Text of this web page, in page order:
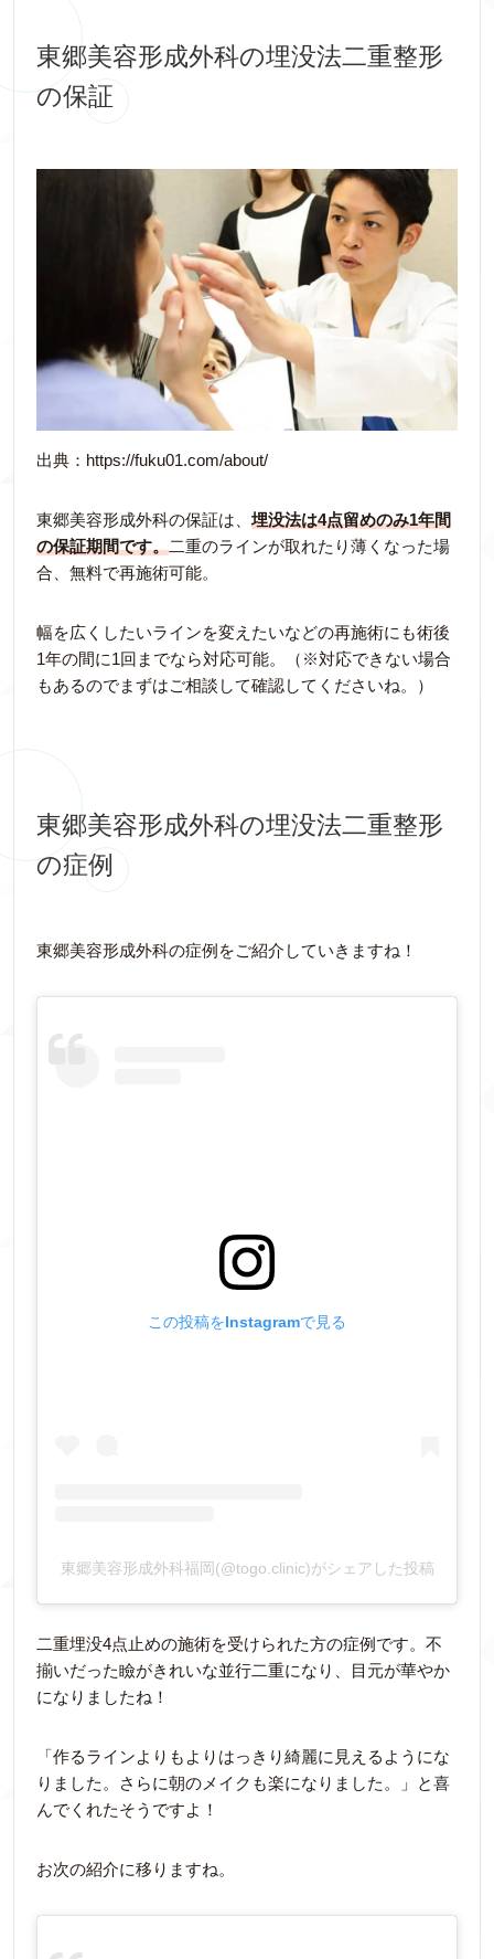
東郷美容形成外科の埋没法二重整形
の保証
出典：https://fuku01.com/about/
東郷美容形成外科の保証は、埋没法は4点留めのみ1年間
の保証期間です。二重のラインが取れたり薄くなった場
合、無料で再施術可能。
幅を広くしたいラインを変えたいなどの再施術にも術後
1年の間に1回までなら対応可能。（※対応できない場合
もあるのでまずはご相談して確認してくださいね。）
東郷美容形成外科の埋没法二重整形
の症例
東郷美容形成外科の症例をご紹介していきますね！
この投稿をInstagramで見る
東郷美容形成外科福岡(@togo.clinic)がシェアした投稿
二重埋没4点止めの施術を受けられた方の症例です。不
揃いだった瞼がきれいな並行二重になり、目元が華やか
になりましたね！
「作るラインよりもよりはっきり綺麗に見えるようにな
りました。さらに朝のメイクも楽になりました。」と喜
んでくれたそうですよ！
お次の紹介に移りますね。